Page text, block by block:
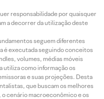
responsabilidade por quaisquer
a decorrer da utilização deste
seguem diferentes
é executada seguindo conceitos
volumes, médias móveis
utiliza como informação os
e suas projeções. Desta
que buscam os melhores
cenário macroeconômico e os